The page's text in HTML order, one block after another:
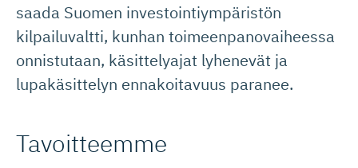
saada Suomen investointiympäristön
kilpailuvaltti, kunhan toimeenpanovaiheessa
onnistutaan, käsittelyajat lyhenevät ja
lupakäsittelyn ennakoitavuus paranee.
Tavoitteemme